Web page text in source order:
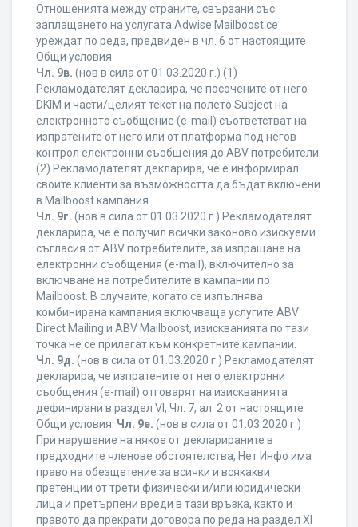
Отношенията между страните, свързани със
заплащането на услугата Adwise Mailboost се
уреждат по реда, предвиден в чл. 6 от настоящите
Общи условия.
Чл. 9в. (нов в сила от 01.03.2020 г.) (1)
Рекламодателят декларира, че посочените от него
DKIM и части/целият текст на полето Subject на
електронното съобщение (e-mail) съответстват на
изпратените от него или от платформа под негов
контрол електронни съобщения до ABV потребители.
(2) Рекламодателят декларира, че е информирал
своите клиенти за възможността да бъдат включени
в Mailboost кампания.
Чл. 9г. (нов в сила от 01.03.2020 г.) Рекламодателят
декларира, че е получил всички законово изискуеми
съгласия от ABV потребителите, за изпращане на
електронни съобщения (e-mail), включително за
включване на потребителите в кампании по
Mailboost. В случаите, когато се изпълнява
комбинирана кампания включваща услугите ABV
Direct Mailing и ABV Mailboost, изискванията по тази
точка не се прилагат към конкретните кампании.
Чл. 9д. (нов в сила от 01.03.2020 г.) Рекламодателят
декларира, че изпратените от него електронни
съобщения (e-mail) отговарят на изискванията
дефинирани в раздел VI, Чл. 7, ал. 2 от настоящите
Общи условия. Чл. 9е. (нов в сила от 01.03.2020 г.)
При нарушение на някое от декларираните в
предходните членове обстоятелства, Нет Инфо има
право на обезщетение за всички и всякакви
претенции от трети физически и/или юридически
лица и претърпени вреди в тази връзка, както и
правото да прекрати договора по реда на раздел XI